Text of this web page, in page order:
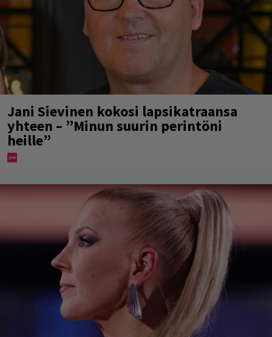
Jani Sievinen kokosi lapsikatraansa
yhteen – ”Minun suurin perintöni
heille”